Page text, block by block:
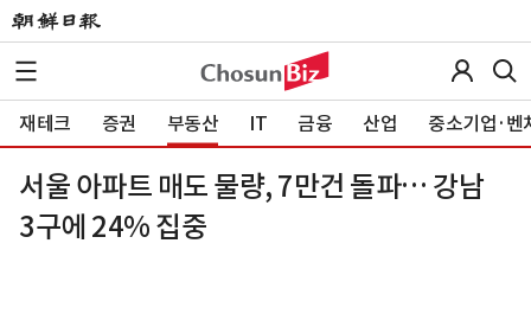
재테크 증권 부동산 IT 금융 산업 중소기업·벤
서울 아파트 매도 물량, 7만건 돌파… 강남
3구에 24% 집중